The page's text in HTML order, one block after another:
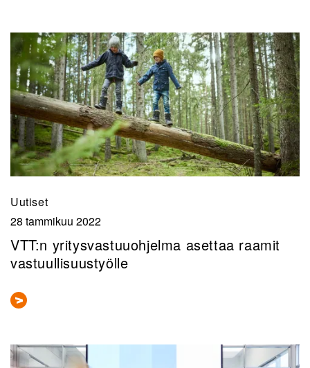
Uutiset
28 tammikuu 2022
VTT:n yritysvastuuohjelma asettaa raamit
vastuullisuustyölle